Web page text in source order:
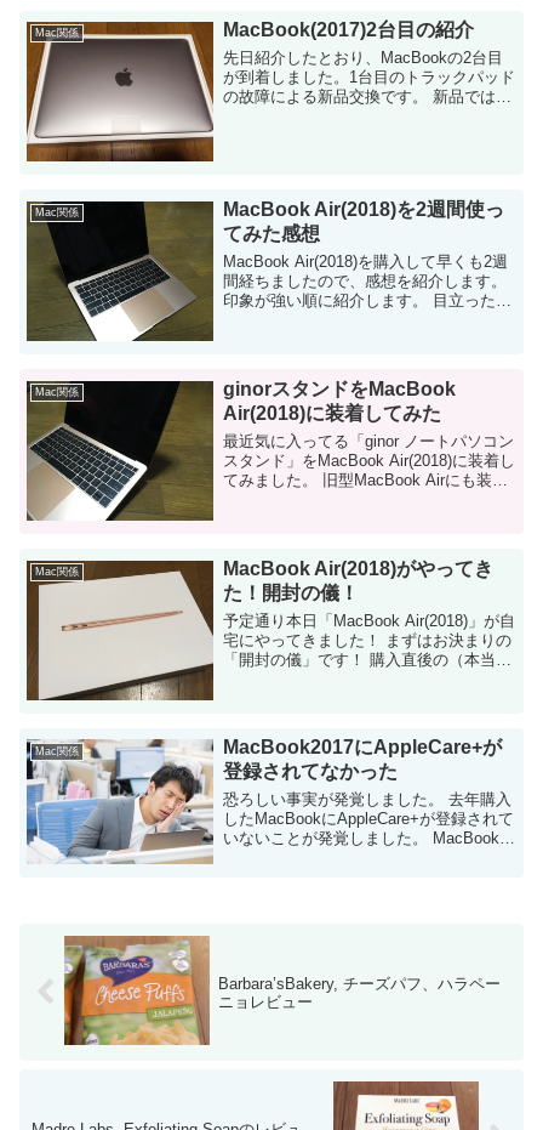
Mac関係 MacBook(2017)2台目の紹介
先日紹介したとおり、MacBookの2台目
が到着しました。1台目のトラックパッド
の故障による新品交換です。 新品ではな
Mac関係
MacBook Air(2018)を2週間使っ
てみた感想
MacBook Air(2018)を購入して早くも2週
間経ちましたので、感想を紹介します。
印象が強い順に紹介します。 目立った欠
Mac関係
ginorスタンドをMacBook
Air(2018)に装着してみた
最近気に入ってる「ginor ノートパソコン
スタンド」をMacBook Air(2018)に装着し
てみました。 旧型MacBook Airにも装着
Mac関係
MacBook Air(2018)がやってき
た！開封の儀！
予定通り本日「MacBook Air(2018)」が自
宅にやってきました！ まずはお決まりの
「開封の儀」です！ 購入直後の（本当に
Mac関係
MacBook2017にAppleCare+が
登録されてなかった
恐ろしい事実が発覚しました。 去年購入
したMacBookにAppleCare+が登録されて
いないことが発覚しました。 MacBookを
Barbara’sBakery, チーズパフ、ハラペー
ニョレビュー